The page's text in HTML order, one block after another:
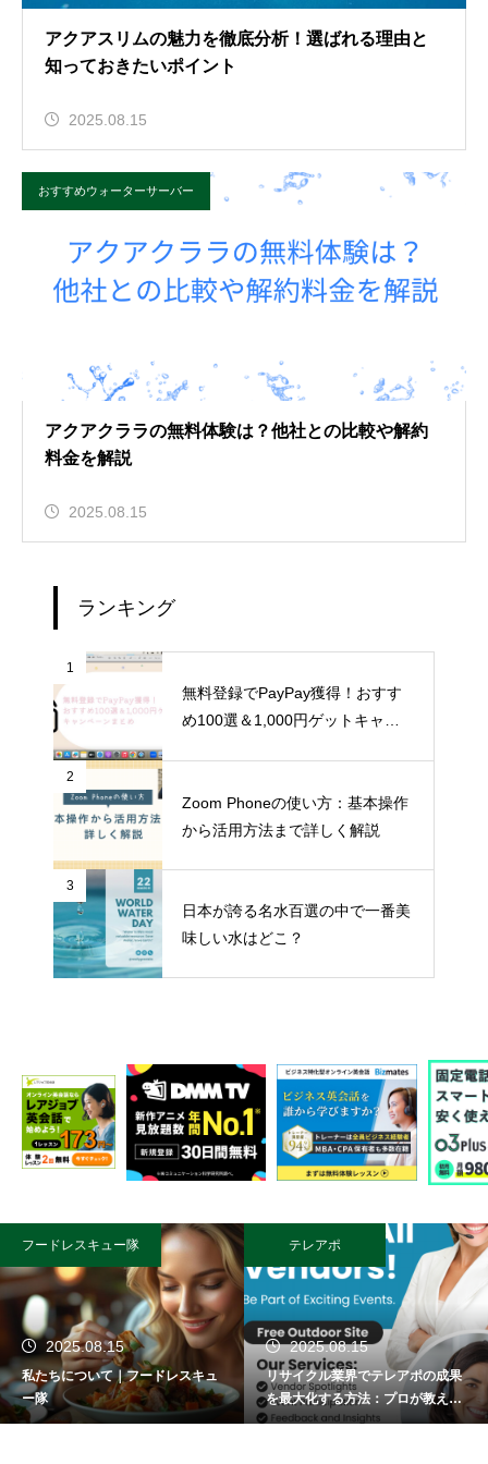
アクアスリムの魅力を徹底分析！選ばれる理由と
知っておきたいポイント
2025.08.15
おすすめウォーターサーバー
アクアクララの無料体験は？他社との比較や解約
料金を解説
2025.08.15
ランキング
1
無料登録でPayPay獲得！おすす
め100選＆1,000円ゲットキャン
2
Zoom Phoneの使い方：基本操作
から活用方法まで詳しく解説
3
日本が誇る名水百選の中で一番美
味しい水はどこ？
フードレスキュー隊
2025.08.15
私たちについて｜フードレスキュ
ー隊
テレアポ
2025.08.15
リサイクル業界でテレアポの成果
を最大化する方法：プロが教える
成功術